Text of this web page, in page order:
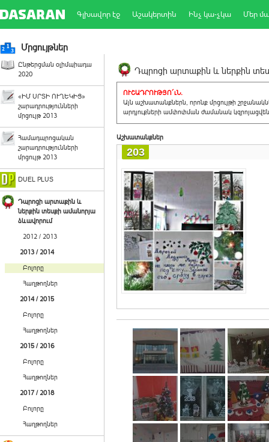
Գլխավոր էջ Աշակերտին Ինչ կա-չկա Մեր
Մրցույթներ
Ընթերցման օլիմպիադա
2020
«ԻՄ ՍՐՏԻ ՈՒՂԵԿԻՑ»
շարադրությունների
մրցույթ 2013
Համադպրոցական
շարադրությունների
մրցույթ 2013
DUEL PLUS
Դպրոցի արտաքին և
ներքին տեսքի ամանորյա
ձևավորում
2012 / 2013
2013 / 2014
Բոլորը
Հաղթողներ
2014 / 2015
Բոլորը
Հաղթողներ
2015 / 2016
Բոլորը
Հաղթողներ
2017 / 2018
Բոլորը
Հաղթողներ
Դպրոցի արտաքին և ներքին
ՈՒՇԱԴՐՈՒԹՅՈ´ւՆ.
Այն աշխատանքներն, որոնք մրցույթի
արդյուքների ամփոփման ժամանակ
Աշխատանքներ
203